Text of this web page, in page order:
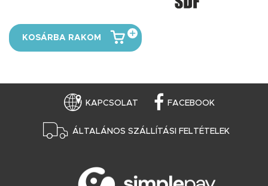
KOSÁRBA RAKOM
KAPCSOLAT FACEBOOK
ÁLTALÁNOS SZÁLLÍTÁSI FELTÉTELEK